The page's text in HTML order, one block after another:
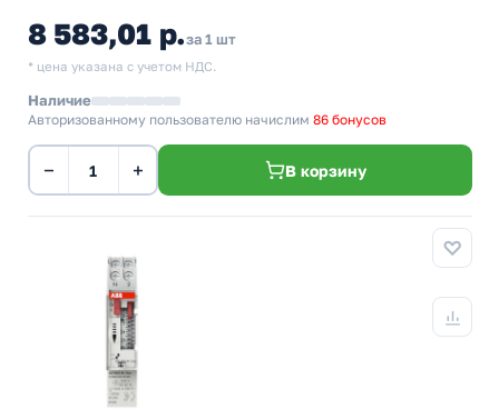
8 583,01 р.за 1 шт
* цена указана с учетом НДС.
Наличие
Авторизованному пользователю начислим 86 бонусов
− + В корзину